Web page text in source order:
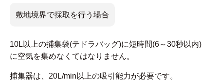
敷地境界で採取を行う場合
10L以上の捕集袋(テドラバッグ)に短時間(6～30秒以内)
に空気を集めなくてはなりません。
捕集器は、20L/min以上の吸引能力が必要です。